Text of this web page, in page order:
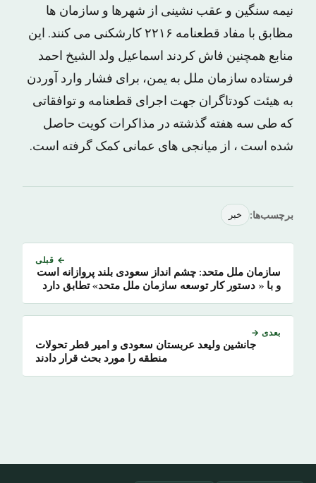
نیمه سنگین و عقب نشینی از شهرها و سازمان ها
مظابق با مفاد قطعنامه ۲۲۱۶ کارشکنی می کنند. این
منابع همچنین فاش کردند اسماعیل ولد الشیخ احمد
فرستاده سازمان ملل به یمن، برای فشار وارد آوردن
به هیئت کودتاگران جهت اجرای قطعنامه و توافقاتی
که طی سه هفته گذشته در مذاکرات کویت حاصل
شده است ، از میانجی های عمانی کمک گرفته است.
برچسب‌ها: خبر
← قبلی
سازمان ملل متحد: چشم انداز سعودی بلند پروازانه است
و با « دستور کار توسعه سازمان ملل متحد» تطابق دارد
بعدی →
جانشین ولیعد عربستان سعودی و امیر قطر تحولات
منطقه را مورد بحث قرار دادند